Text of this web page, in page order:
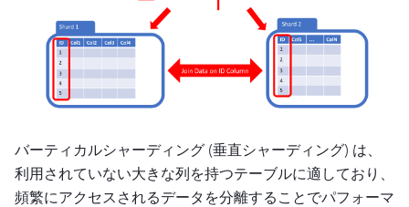
バーティカルシャーディング (垂直シャーディング) は、
利用されていない大きな列を持つテーブルに適しており、
頻繁にアクセスされるデータを分離することでパフォーマ